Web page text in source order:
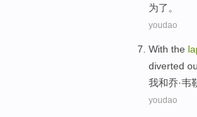
为了。
youdao
With the
diverted
我和乔·韦
youdao